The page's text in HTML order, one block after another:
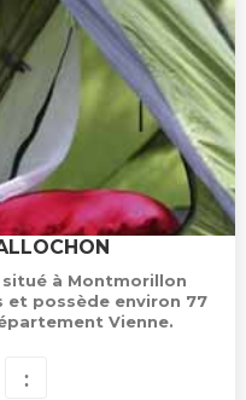
situé à Montmorillon
possède environ 77
Vienne.